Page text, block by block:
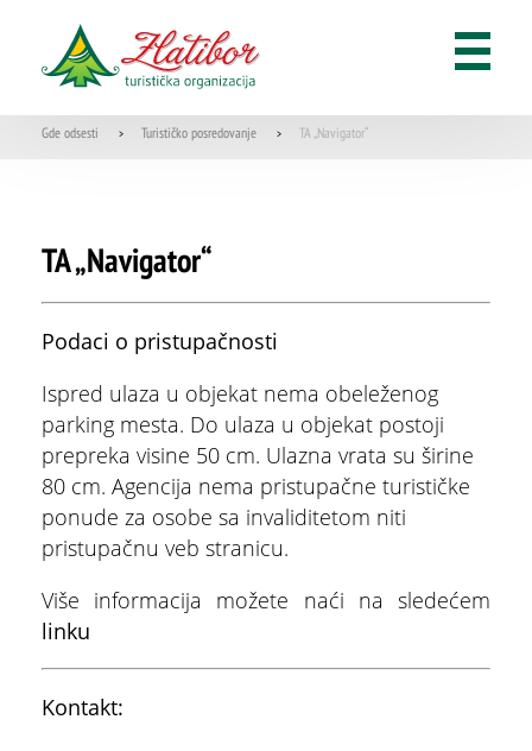
Restorani
Kafići
KORISNE INFORMACIJE
O nama
Korisni telefoni
Kategorizacija
Pet friendly objekti na Zlatiboru
Parking na Zlatiboru
Brošure
Gde odsesti > Turističko posredovanje > TA „Navigator“
TA „Navigator“
Podaci o pristupačnosti
Ispred ulaza u objekat nema obeleženog
parking mesta. Do ulaza u objekat postoji
prepreka visine 50 cm. Ulazna vrata su širine
80 cm. Agencija nema pristupačne turističke
ponude za osobe sa invaliditetom niti
pristupačnu veb stranicu.
Više informacija možete naći na sledećem
linku
Kontakt:
Multimedijalna fontana